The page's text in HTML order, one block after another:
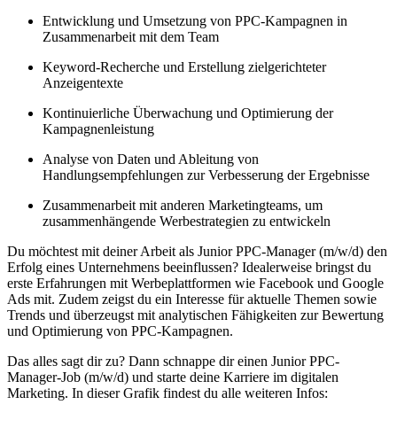
Entwicklung und Umsetzung von PPC-Kampagnen in
Zusammenarbeit mit dem Team
Keyword-Recherche und Erstellung zielgerichteter
Anzeigentexte
Kontinuierliche Überwachung und Optimierung der
Kampagnenleistung
Analyse von Daten und Ableitung von
Handlungsempfehlungen zur Verbesserung der Ergebnisse
Zusammenarbeit mit anderen Marketingteams, um
zusammenhängende Werbestrategien zu entwickeln
Du möchtest mit deiner Arbeit als Junior PPC-Manager (m/w/d) den
Erfolg eines Unternehmens beeinflussen? Idealerweise bringst du
erste Erfahrungen mit Werbeplattformen wie Facebook und Google
Ads mit. Zudem zeigst du ein Interesse für aktuelle Themen sowie
Trends und überzeugst mit analytischen Fähigkeiten zur Bewertung
und Optimierung von PPC-Kampagnen.
Das alles sagt dir zu? Dann schnappe dir einen Junior PPC-
Manager-Job (m/w/d) und starte deine Karriere im digitalen
Marketing. In dieser Grafik findest du alle weiteren Infos: